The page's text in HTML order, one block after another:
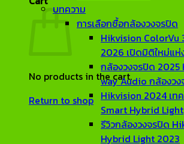
No products in the cart.
Return to shop
บทความ
การเลือกซื้อกล้องวงจรปิด
Hikvision ColorVu
2026 เปิดมิติใหม่แห่
กล้องวงจรปิด
way Audio กล้องว
Hikvision 2024 เท
Smart Hybrid Light
รีวิวกล้องวงจรปิด
Hybrid Light 2023